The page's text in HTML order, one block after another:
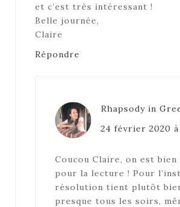
et c’est très intéressant !
Belle journée,
Claire
Répondre
Rhapsody in
24 février 2020
Coucou Claire, on est bien
pour la lecture ! Pour
résolution tient plutôt
presque tous les soirs,